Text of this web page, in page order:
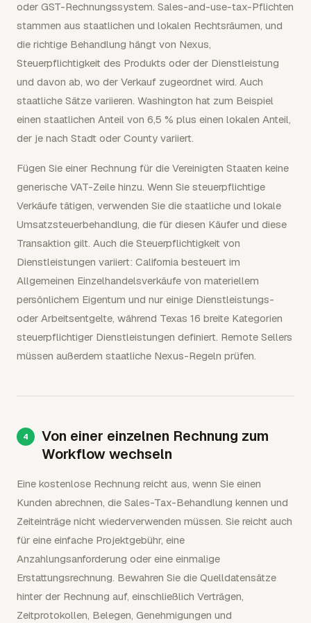
oder GST-Rechnungssystem. Sales-and-use-tax-Pflichten
stammen aus staatlichen und lokalen Rechtsräumen, und
die richtige Behandlung hängt von Nexus,
Steuerpflichtigkeit des Produkts oder der Dienstleistung
und davon ab, wo der Verkauf zugeordnet wird. Auch
staatliche Sätze variieren. Washington hat zum Beispiel
einen staatlichen Anteil von 6,5 % plus einen lokalen Anteil,
der je nach Stadt oder County variiert.
Fügen Sie einer Rechnung für die Vereinigten Staaten keine
generische VAT-Zeile hinzu. Wenn Sie steuerpflichtige
Verkäufe tätigen, verwenden Sie die staatliche und lokale
Umsatzsteuerbehandlung, die für diesen Käufer und diese
Transaktion gilt. Auch die Steuerpflichtigkeit von
Dienstleistungen variiert: California besteuert im
Allgemeinen Einzelhandelsverkäufe von materiellem
persönlichem Eigentum und nur einige Dienstleistungs-
oder Arbeitsentgelte, während Texas 16 breite Kategorien
steuerpflichtiger Dienstleistungen definiert. Remote Sellers
müssen außerdem staatliche Nexus-Regeln prüfen.
Von einer einzelnen Rechnung zum
Workflow wechseln
Eine kostenlose Rechnung reicht aus, wenn Sie einen
Kunden abrechnen, die Sales-Tax-Behandlung kennen und
Zeiteinträge nicht wiederverwenden müssen. Sie reicht auch
für eine einfache Projektgebühr, eine
Anzahlungsanforderung oder eine einmalige
Erstattungsrechnung. Bewahren Sie die Quelldatensätze
hinter der Rechnung auf, einschließlich Verträgen,
Zeitprotokollen, Belegen, Genehmigungen und